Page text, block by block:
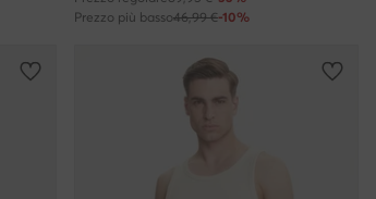
Prezzo più basso46,99 €-10%